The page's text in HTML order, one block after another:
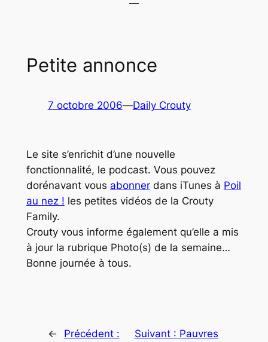
Petite annonce
7 octobre 2006—Daily Crouty
Le site s’enrichit d’une nouvelle
fonctionnalité, le podcast. Vous pouvez
dorénavant vous abonnerdans iTunes à Poil
au nez ! les petites vidéos de la Crouty
Family.
Crouty vous informe également qu’elle a mis
à jour la rubrique Photo(s) de la semaine…
Bonne journée à tous.
←
Précédent :
Suivant : Pauvres